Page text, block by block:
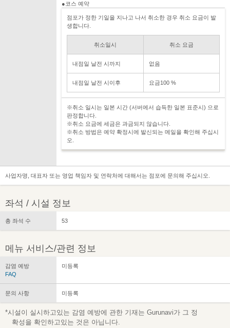
●코스 예약
점포가 정한 기일을 지나고 나서 취소한 경우 취소 요금이 발
생합니다.
취소일시 취소 요금
내점일 날전 시까지 없음
내점일 날전 시이후 요금100 %
※취소 일시는 일본 시간 (서버에서 습득한 일본 표준시) 으로
판정합니다.
※취소 요금에 세금은 과금되지 않습니다.
※취소 방법은 예약 확정시에 발신되는 메일을 확인해 주십시
오.
사업자명, 대표자 또는 영업 책임자 및 연락처에 대해서는 점포에 문의해 주십시오.
좌석 / 시설 정보
총 좌석 수 53
메뉴 서비스/관련 정보
감염 예방
FAQ
미등록
문의 사항 미등록
*시설이 실시하고있는 감염 예방에 관한 기재는 Gurunavi가 그 정
확성을 확인하고있는 것은 아닙니다.